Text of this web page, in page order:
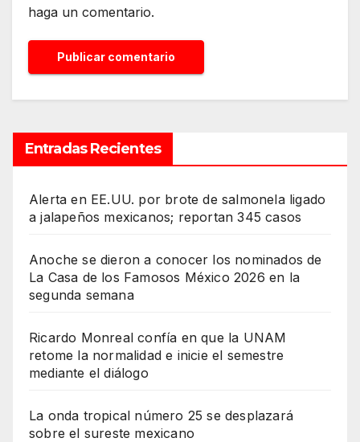
haga un comentario.
Entradas Recientes
Alerta en EE.UU. por brote de salmonela ligado
a jalapeños mexicanos; reportan 345 casos
Anoche se dieron a conocer los nominados de
La Casa de los Famosos México 2026 en la
segunda semana
Ricardo Monreal confía en que la UNAM
retome la normalidad e inicie el semestre
mediante el diálogo
La onda tropical número 25 se desplazará
sobre el sureste mexicano